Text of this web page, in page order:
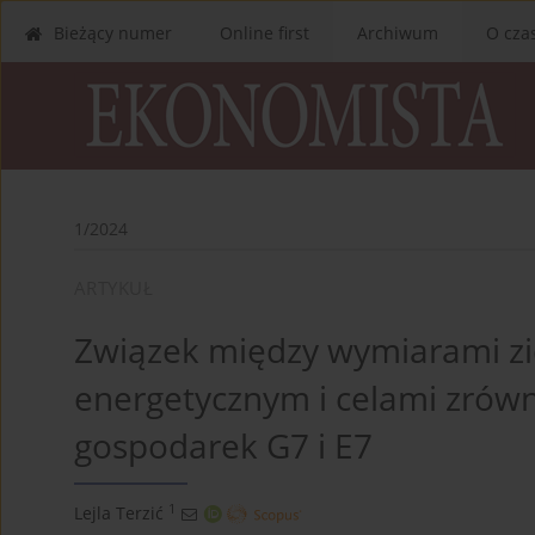
Bieżący numer Online first Archiwum O
1/2024
Związek między wymiarami
energetycznym i celami
gospodarek G7 i E7
Lejla Terzić 1